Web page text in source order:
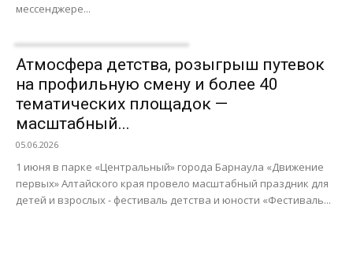
мессенджере...
Атмосфера детства, розыгрыш путевок
на профильную смену и более 40
тематических площадок —
масштабный...
05.06.2026
1 июня в парке «Центральный» города Барнаула «Движение
первых» Алтайского края провело масштабный праздник для
детей и взрослых - фестиваль детства и юности «Фестиваль...